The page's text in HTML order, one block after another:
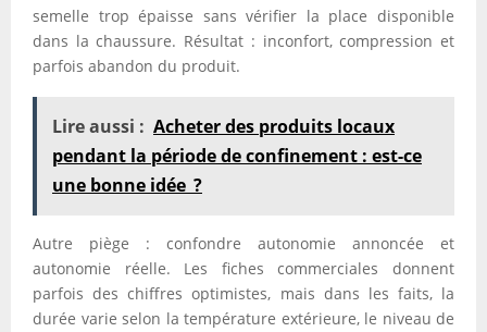
semelle trop épaisse sans vérifier la place disponible
dans la chaussure. Résultat : inconfort, compression et
parfois abandon du produit.
Lire aussi : Acheter des produits locaux
pendant la période de confinement : est-ce
une bonne idée ?
Autre piège : confondre autonomie annoncée et
autonomie réelle. Les fiches commerciales donnent
parfois des chiffres optimistes, mais dans les faits, la
durée varie selon la température extérieure, le niveau de